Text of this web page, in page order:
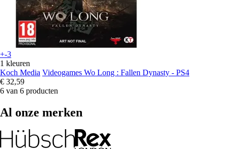
+-3
1 kleuren
Koch Media Videogames Wo Long : Fallen Dynasty - PS4
€ 32,59
6 van 6 producten
Al onze merken